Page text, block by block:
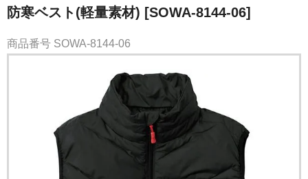
防寒ベスト(軽量素材) [SOWA-8144-06]
商品番号 SOWA-8144-06